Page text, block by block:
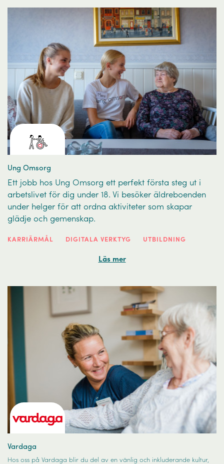
Ung Omsorg
Ett jobb hos Ung Omsorg ett perfekt första steg ut i
arbetslivet för dig under 18. Vi besöker äldreboenden
under helger för att ordna aktiviteter som skapar
glädje och gemenskap.
KARRIÄRMÅL DIGITALA VERKTYG UTBILDNING
Läs mer
Vardaga
Hos oss på Vardaga blir du del av en vänlig och inkluderande kultur,